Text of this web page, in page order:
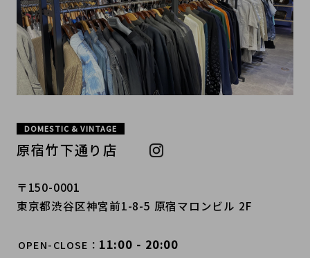
DOMESTIC & VINTAGE
原宿竹下通り店
〒150-0001
東京都渋谷区神宮前1-8-5 原宿マロンビル 2F
OPEN-CLOSE 11:00 - 20:00